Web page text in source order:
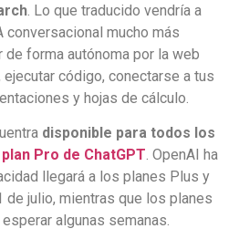
. Lo que traducido vendría a
conversacional mucho más
forma autónoma por la web
código, conectarse a tus
y hojas de cálculo.
disponible para todos los
plan Pro de ChatGPT. OpenAI ha
llegará a los planes Plus y
de julio, mientras que los planes
algunas semanas.